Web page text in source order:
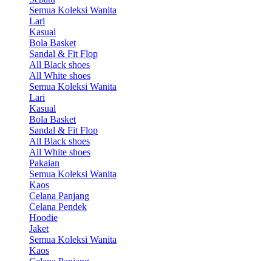
Semua Koleksi Wanita
Lari
Kasual
Bola Basket
Sandal & Fit Flop
All Black shoes
All White shoes
Semua Koleksi Wanita
Lari
Kasual
Bola Basket
Sandal & Fit Flop
All Black shoes
All White shoes
Pakaian
Semua Koleksi Wanita
Kaos
Celana Panjang
Celana Pendek
Hoodie
Jaket
Semua Koleksi Wanita
Kaos